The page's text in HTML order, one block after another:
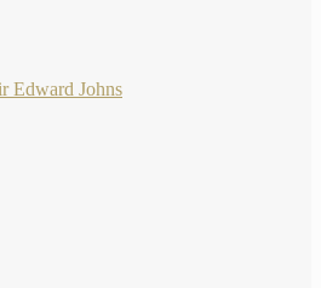
Edward Johns